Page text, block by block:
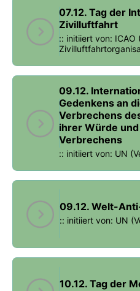
07.12. Tag der
Zivilluftfahrt
:: initiiert von: ICAO
09.12.
Gedenkens an
Verbrechens
ihrer Würde
Verbrechens
:: initiiert von: UN
09.12. Welt-
:: initiiert von: UN
10.12. Tag der